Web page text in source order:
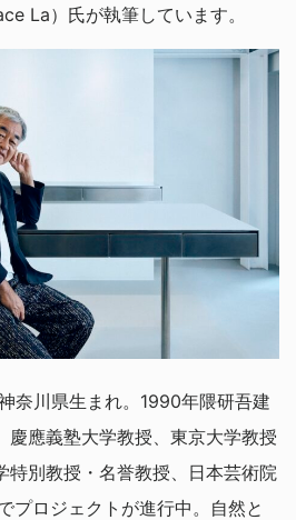
La）氏が執筆しています。
奈川県生まれ。1990年隈研吾建
慶應義塾大学教授、東京大学教授
特別教授・名誉教授、日本芸術院
プロジェクトが進行中。自然と